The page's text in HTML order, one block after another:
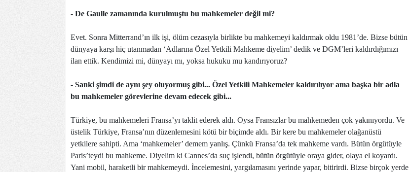
- De Gaulle zamanında kurulmuştu bu mahkemeler değil mi?
Evet. Sonra Mitterrand’ın ilk işi, ölüm cezasıyla birlikte bu mahkemeyi kaldırmak oldu 1981’de. Bizse bütün
dünyaya karşı hiç utanmadan ‘Adlarına Özel Yetkili Mahkeme diyelim’ dedik ve DGM’leri kaldırdığımızı
ilan ettik. Kendimizi mi, dünyayı mı, yoksa hukuku mu kandırıyoruz?
- Sanki şimdi de aynı şey oluyormuş gibi... Özel Yetkili Mahkemeler kaldırılıyor ama başka bir adla
bu mahkemeler görevlerine devam edecek gibi...
Türkiye, bu mahkemeleri Fransa’yı taklit ederek aldı. Oysa Fransızlar bu mahkemeden çok yakınıyordu. Ve
üstelik Türkiye, Fransa’nın düzenlemesini kötü bir biçimde aldı. Bir kere bu mahkemeler olağanüstü
yetkilere sahipti. Ama ‘mahkemeler’ demem yanlış. Çünkü Fransa’da tek mahkeme vardı. Bütün örgütüyle
Paris’teydi bu mahkeme. Diyelim ki Cannes’da suç işlendi, bütün örgütüyle oraya gider, olaya el koyardı.
Yani mobil, haraketli bir mahkemeydi. İncelemesini, yargılamasını yerinde yapar, bitirirdi. Bizse birçok yerde